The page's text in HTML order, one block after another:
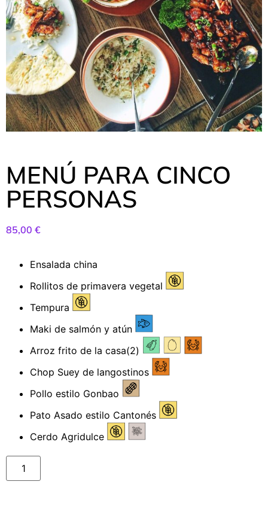
MENÚ PARA CINCO
PERSONAS
85,00 €
Ensalada china
Rollitos de primavera vegetal
Tempura
Maki de salmón y atún
Arroz frito de la casa(2)
Chop Suey de langostinos
Pollo estilo Gonbao
Pato Asado estilo Cantonés
Cerdo Agridulce